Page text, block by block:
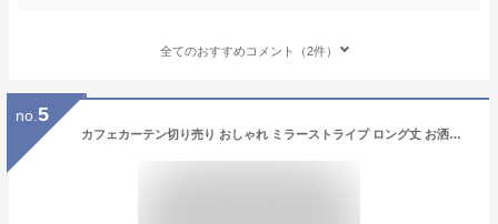
全てのおすすめコメント（2件）
no. 5
カフェカーテン切り売り おしゃれ ミラーストライプ ロング丈 お洒落 かわいい 可愛い 北欧 小窓 カーテン 目隠し 日除け オーダー ミラー糸 ブライト糸 ミラー 見えにくい ワンルーム 玄関 キッチン 台所 リビング 一人暮らし ダイニング 新生活 カフェ トイレ 日本製 45cm